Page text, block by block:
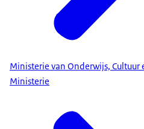
Ministerie van Onderwijs, Cultuur
Ministerie